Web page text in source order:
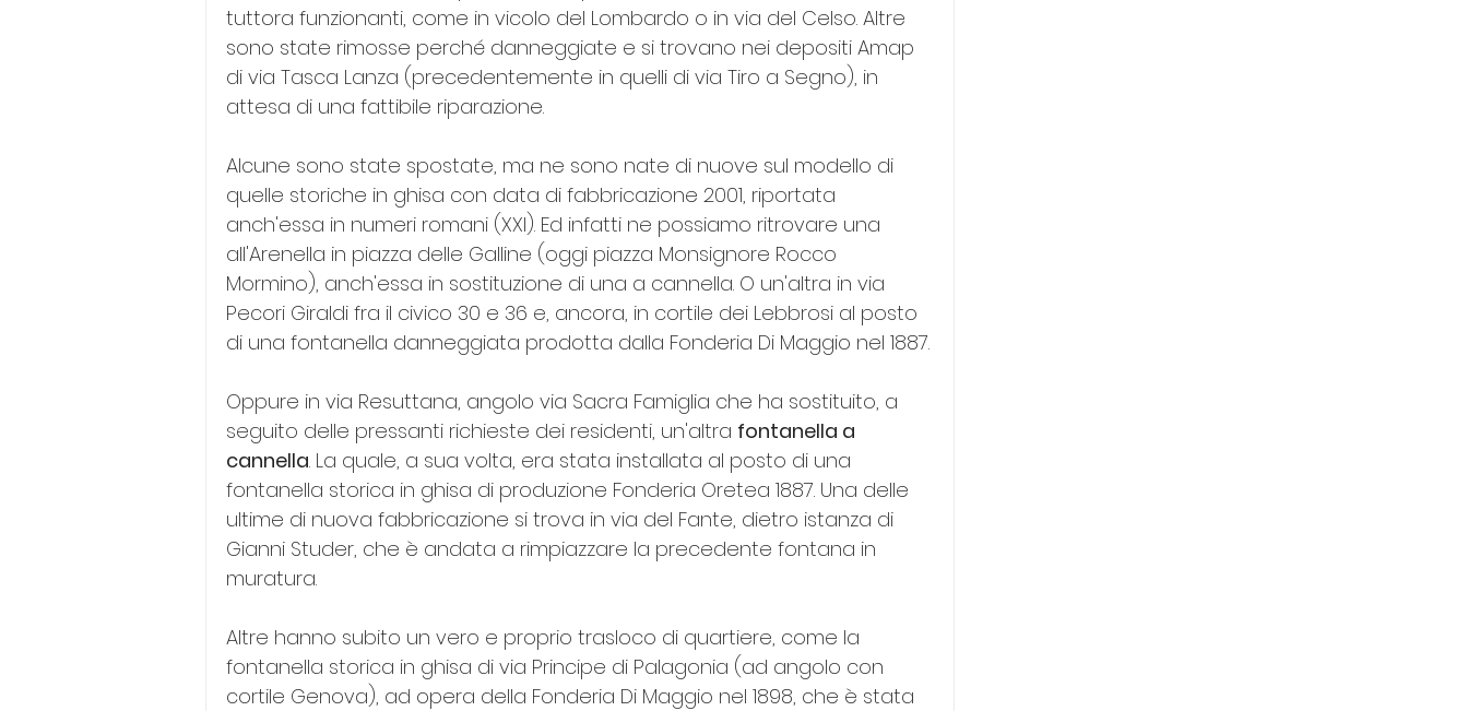
tuttora funzionanti, come in vicolo del Lombardo o in via del Celso. Altre
sono state rimosse perché danneggiate e si trovano nei depositi Amap
di via Tasca Lanza (precedentemente in quelli di via Tiro a Segno), in
attesa di una fattibile riparazione.
Alcune sono state spostate, ma ne sono nate di nuove sul modello di
quelle storiche in ghisa con data di fabbricazione 2001, riportata
anch'essa in numeri romani (XXI). Ed infatti ne possiamo ritrovare una
all'Arenella in piazza delle Galline (oggi piazza Monsignore Rocco
Mormino), anch'essa in sostituzione di una a cannella. O un'altra in via
Pecori Giraldi fra il civico 30 e 36 e, ancora, in cortile dei Lebbrosi al posto
di una fontanella danneggiata prodotta dalla Fonderia Di Maggio nel 1887.
Oppure in via Resuttana, angolo via Sacra Famiglia che ha sostituito, a
seguito delle pressanti richieste dei residenti, un'altra fontanella a
cannella. La quale, a sua volta, era stata installata al posto di una
fontanella storica in ghisa di produzione Fonderia Oretea 1887. Una delle
ultime di nuova fabbricazione si trova in via del Fante, dietro istanza di
Gianni Studer, che è andata a rimpiazzare la precedente fontana in
muratura.
Altre hanno subito un vero e proprio trasloco di quartiere, come la
fontanella storica in ghisa di via Principe di Palagonia (ad angolo con
cortile Genova), ad opera della Fonderia Di Maggio nel 1898, che è stata